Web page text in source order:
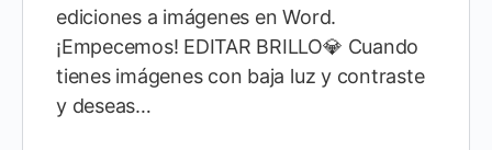
ediciones a imágenes en Word.
¡Empecemos! EDITAR BRILLO💎 Cuando
tienes imágenes con baja luz y contraste
y deseas…